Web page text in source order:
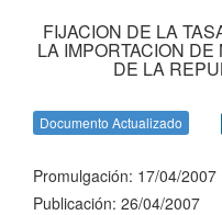
FIJACION DE LA
LA IMPORTACION
DE LA
Documento Actualizado
Promulgación: 17/04/2007
Publicación: 26/04/2007